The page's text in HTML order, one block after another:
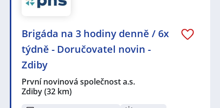
Brigáda na 3 hodiny denně / 6x
týdně - Doručovatel novin -
Zdiby
První novinová společnost a.s.
Zdiby(32 km)